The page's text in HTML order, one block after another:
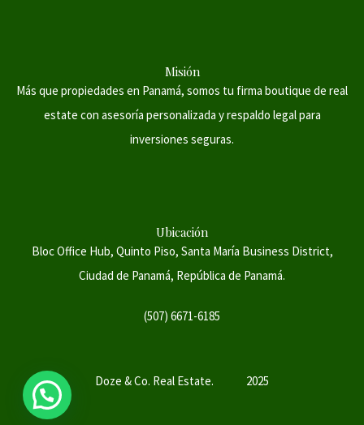
Misión
Más que propiedades en Panamá, somos tu firma boutique de real
estate con asesoría personalizada y respaldo legal para
inversiones seguras.
Ubicación
Bloc Office Hub, Quinto Piso, Santa María Business District,
Ciudad de Panamá, República de Panamá.
(507) 6671-6185
Doze & Co. Real Estate. 2025